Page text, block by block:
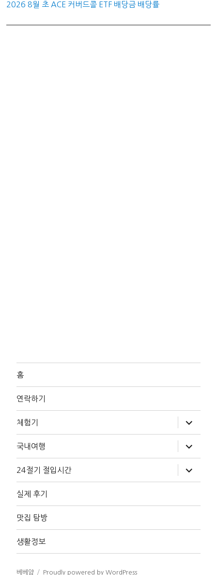
2026 8월 초 ACE 커버드콜 ETF 배당금 배당률
홈
연락하기
체험기
위
메
확
장
국내여행
위
메
확
장
24절기 절입시간
위
메
장
실제 후기
맛집 탐방
생활정보
베베얌 Proudly powered by WordPress